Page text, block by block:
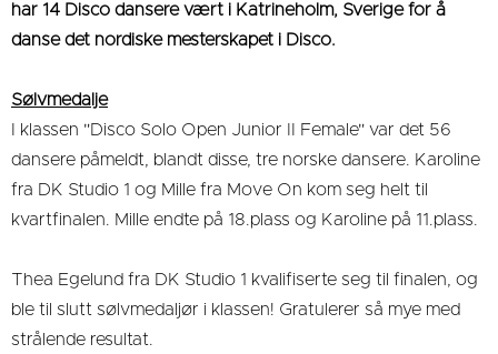
har 14 Disco dansere vært i Katrineholm, Sverige for å
danse det nordiske mesterskapet i Disco.
Sølvmedalje
I klassen "Disco Solo Open Junior II Female" var det 56
dansere påmeldt, blandt disse, tre norske dansere. Karoline
fra DK Studio 1 og Mille fra Move On kom seg helt til
kvartfinalen. Mille endte på 18.plass og Karoline på 11.plass.
Thea Egelund fra DK Studio 1 kvalifiserte seg til finalen, og
ble til slutt sølvmedaljør i klassen! Gratulerer så mye med
strålende resultat.